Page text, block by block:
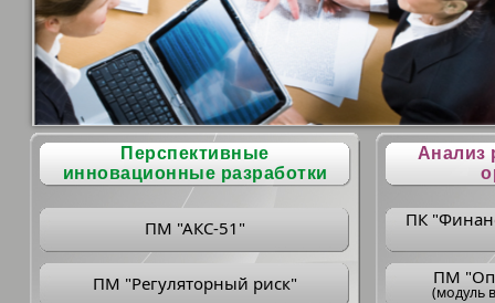
Перспективные
инновационные разработки
ПМ "АКС-51"
ПМ "Регуляторный риск"
Анализ
ПК
ПM
(модуль